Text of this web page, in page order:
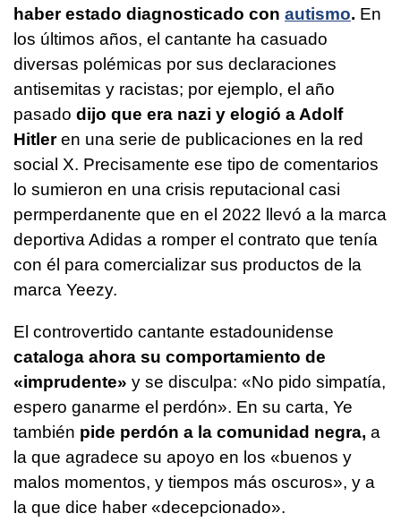
haber estado diagnosticado con autismo. En
los últimos años, el cantante ha casuado
diversas polémicas por sus declaraciones
antisemitas y racistas; por ejemplo, el año
pasado dijo que era nazi y elogió a Adolf
Hitleren una serie de publicaciones en la red
social X. Precisamente ese tipo de comentarios
lo sumieron en una crisis reputacional casi
permperdanente que en el 2022 llevó a la marca
deportiva Adidas a romper el contrato que tenía
con él para comercializar sus productos de la
marca Yeezy.
El controvertido cantante estadounidense
cataloga ahora su comportamiento de
«imprudente» y se disculpa: «No pido simpatía,
espero ganarme el perdón». En su carta, Ye
también pide perdón a la comunidad negra, a
la que agradece su apoyo en los «buenos y
malos momentos, y tiempos más oscuros», y a
la que dice haber «decepcionado».